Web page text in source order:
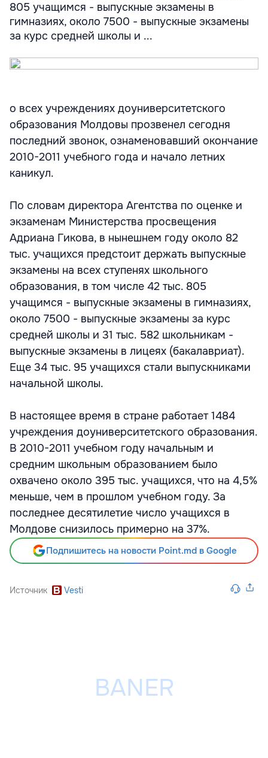
805 учащимся - выпускные экзамены в
гимназиях, около 7500 - выпускные экзамены
за курс средней школы и ...
о всех учреждениях доуниверситетского
образования Молдовы прозвенел сегодня
последний звонок, ознаменовавший окончание
2010-2011 учебного года и начало летних
каникул.
По словам директора Агентства по оценке и
экзаменам Министерства просвещения
Адриана Гикова, в нынешнем году около 82
тыс. учащихся предстоит держать выпускные
экзамены на всех ступенях школьного
образования, в том числе 42 тыс. 805
учащимся - выпускные экзамены в гимназиях,
около 7500 - выпускные экзамены за курс
средней школы и 31 тыс. 582 школьникам -
выпускные экзамены в лицеях (бакалавриат).
Еще 34 тыс. 95 учащихся стали выпускниками
начальной школы.
В настоящее время в стране работает 1484
учреждения доуниверситетского образования.
В 2010-2011 учебном году начальным и
средним школьным образованием было
охвачено около 395 тыс. учащихся, что на 4,5%
меньше, чем в прошлом учебном году. За
последнее десятилетие число учащихся в
Молдове снизилось примерно на 37%.
Подпишитесь на новости Point.md в Google
Источник Vesti